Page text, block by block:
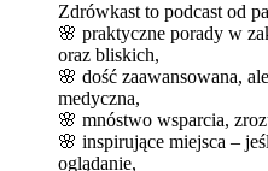
Zdrówkast to podcast od
🌸 praktyczne porady w
oraz bliskich,
🌸 dość zaawansowana,
medyczna,
🌸 mnóstwo wsparcia,
🌸 inspirujące miejsca –
oglądanie,